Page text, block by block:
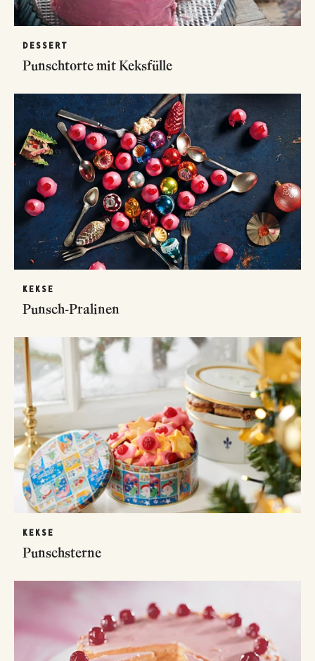
DESSERT
Punschtorte mit Keksfülle
KEKSE
Punsch-Pralinen
KEKSE
Punschsterne